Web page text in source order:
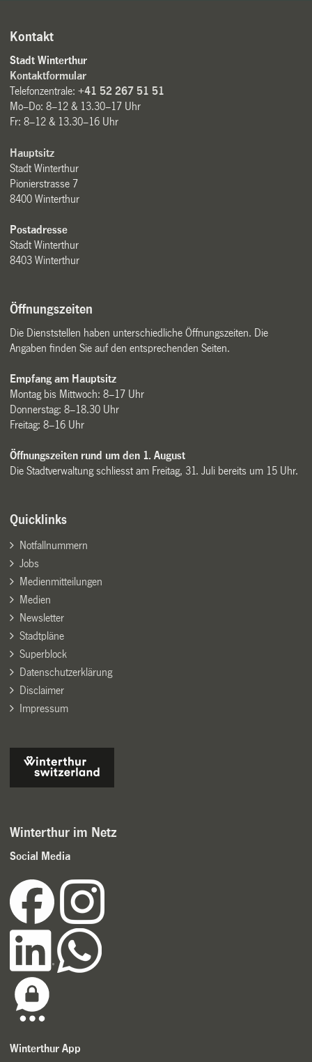
Kontakt
Stadt Winterthur
Kontaktformular
Telefonzentrale:+41 52 267 51 51
Mo–Do: 8–12 & 13.30–17 Uhr
Fr: 8–12 & 13.30–16 Uhr
Hauptsitz
Stadt Winterthur
Pionierstrasse 7
8400 Winterthur
Postadresse
Stadt Winterthur
8403 Winterthur
Öffnungszeiten
Die Dienststellen haben unterschiedliche Öffnungszeiten. Die
Angaben finden Sie auf den entsprechenden Seiten.
Empfang am Hauptsitz
Montag bis Mittwoch: 8–17 Uhr
Donnerstag: 8–18.30 Uhr
Freitag: 8–16 Uhr
Öffnungszeiten rund um den 1. August
Die Stadtverwaltung schliesst am Freitag, 31. Juli bereits um 15 Uhr.
Quicklinks
Notfallnummern
Jobs
Medienmitteilungen
Medien
Newsletter
Stadtpläne
Superblock
Datenschutzerklärung
Disclaimer
Impressum
Winterthur im Netz
Social Media
Winterthur App